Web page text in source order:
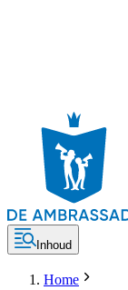
Inhoud
Home